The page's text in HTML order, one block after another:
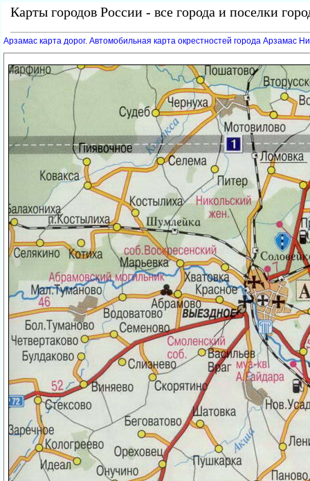
Карты городов России - все города и поселки
Арзамас карта дорог. Автомобильная карта окрестностей города Арзамас